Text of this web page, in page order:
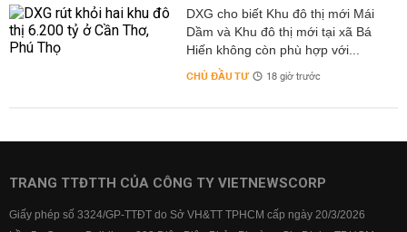
DXG cho biết Khu đô thị mới Mái
Dầm và Khu đô thị mới tại xã Bá
Hiến không còn phù hợp với...
CHỦ ĐẦU TƯ 18 giờ trước
TRANG TTĐTTH CỦA CÔNG TY VIETNEWSCORP
Giấy phép số 3324/GP-TTĐT do Sở VH&TT TPHCM cấp ngày 20/3/2026